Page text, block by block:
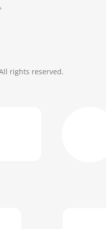
rights reserved.